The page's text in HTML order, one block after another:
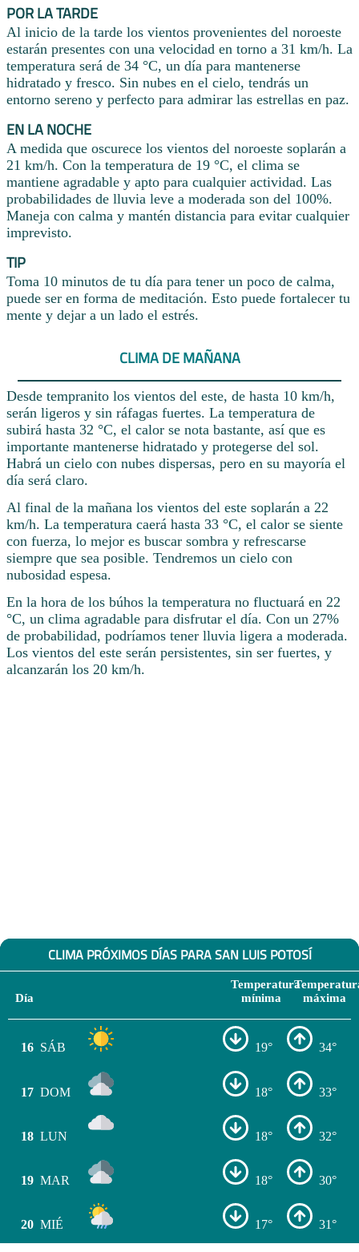
POR LA TARDE
Al inicio de la tarde los vientos provenientes del noroeste
estarán presentes con una velocidad en torno a 31 km/h. La
temperatura será de 34 °C, un día para mantenerse
hidratado y fresco. Sin nubes en el cielo, tendrás un
entorno sereno y perfecto para admirar las estrellas en paz.
EN LA NOCHE
A medida que oscurece los vientos del noroeste soplarán a
21 km/h. Con la temperatura de 19 °C, el clima se
mantiene agradable y apto para cualquier actividad. Las
probabilidades de lluvia leve a moderada son del 100%.
Maneja con calma y mantén distancia para evitar cualquier
imprevisto.
TIP
Toma 10 minutos de tu día para tener un poco de calma,
puede ser en forma de meditación. Esto puede fortalecer tu
mente y dejar a un lado el estrés.
CLIMA DE MAÑANA
Desde tempranito los vientos del este, de hasta 10 km/h,
serán ligeros y sin ráfagas fuertes. La temperatura de
subirá hasta 32 °C, el calor se nota bastante, así que es
importante mantenerse hidratado y protegerse del sol.
Habrá un cielo con nubes dispersas, pero en su mayoría el
día será claro.
Al final de la mañana los vientos del este soplarán a 22
km/h. La temperatura caerá hasta 33 °C, el calor se siente
con fuerza, lo mejor es buscar sombra y refrescarse
siempre que sea posible. Tendremos un cielo con
nubosidad espesa.
En la hora de los búhos la temperatura no fluctuará en 22
°C, un clima agradable para disfrutar el día. Con un 27%
de probabilidad, podríamos tener lluvia ligera a moderada.
Los vientos del este serán persistentes, sin ser fuertes, y
alcanzarán los 20 km/h.
CLIMA PRÓXIMOS DÍAS PARA SAN LUIS POTOSÍ
Día
Temperatura
mínima
máxima
16 SÁB 19° 34°
17 DOM 18° 33°
18 LUN 18° 32°
19 MAR 18° 30°
20 MIÉ 17° 31°